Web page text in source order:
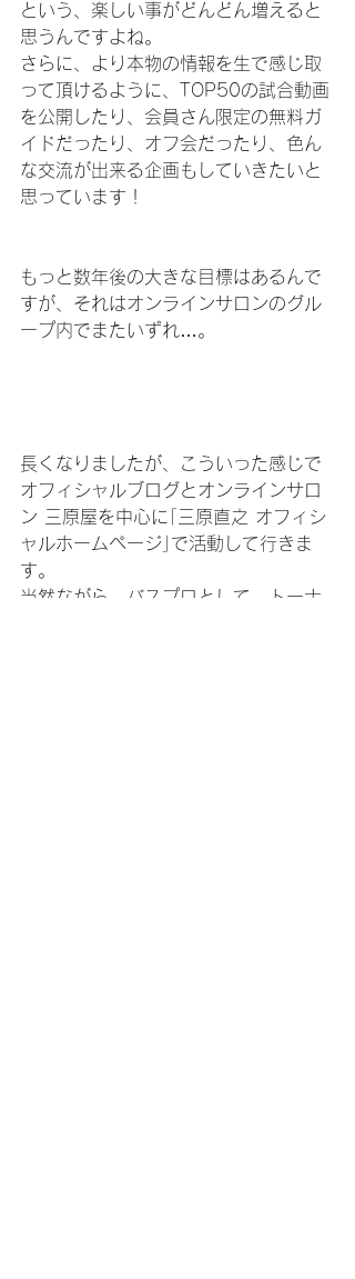
という、楽しい事がどんどん増えると
思うんですよね。
さらに、より本物の情報を生で感じ取
って頂けるように、TOP50の試合動画
を公開したり、会員さん限定の無料ガ
イドだったり、オフ会だったり、色ん
な交流が出来る企画もしていきたいと
思っています！
もっと数年後の大きな目標はあるんで
すが、それはオンラインサロンのグル
ープ内でまたいずれ…。
長くなりましたが、こういった感じで
オフィシャルブログとオンラインサロ
ン 三原屋を中心に｢三原直之 オフィシ
ャルホームページ｣で活動して行きま
す。
当然ながら、バスプロとして、トーナ